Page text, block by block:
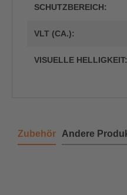
SCHUTZBEREICH:
VLT (CA.):
VISUELLE HELLIGKEIT:
Zubehör Andere